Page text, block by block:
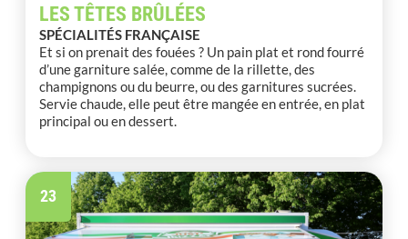
LES TÊTES BRÛLÉES
SPÉCIALITÉS FRANÇAISE
Et si on prenait des fouées ? Un pain plat et rond fourré
d’une garniture salée, comme de la rillette, des
champignons ou du beurre, ou des garnitures sucrées.
Servie chaude, elle peut être mangée en entrée, en plat
principal ou en dessert.
23